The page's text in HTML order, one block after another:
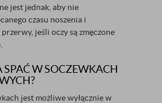
jest jednak, aby nie
czasu noszenia i
jeśli oczy są zmęczone
W SOCZEWKACH
jest możliwe wyłącznie w